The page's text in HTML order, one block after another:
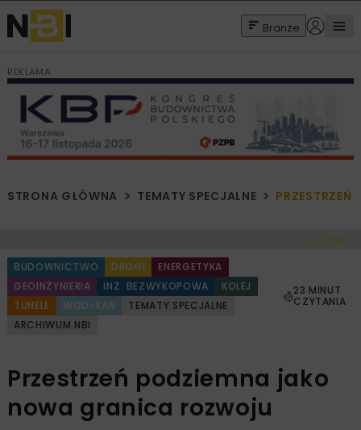
Branże
REKLAMA
STRONA GŁÓWNA TEMATY SPECJALNE
< Cofnij
BUDOWNICTWO DROGI
ENERGETYKA
GEOINŻYNIERIA
INŻ. BEZWYKOPOWA
KOLEJ
TUNELE
WOD-KAN
TEMATY SPECJALNE
ARCHIWUM NBI
23 MINUT
CZYTANIA
Przestrzeń podziemna jako
nowa granica rozwoju